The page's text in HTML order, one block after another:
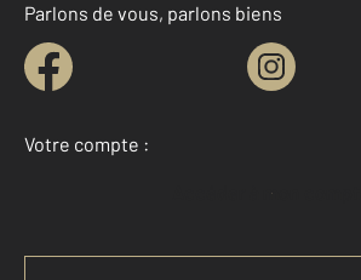
Parlons de vous, parlons biens
Votre compte :
Accéder à mon compte